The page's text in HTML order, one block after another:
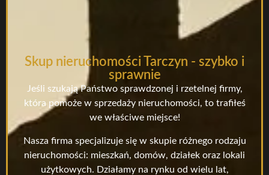
Skup nieruchomości Tarczyn - szybko i
sprawnie
Jeśli szukają Państwo sprawdzonej i rzetelnej firmy,
która pomoże w sprzedaży nieruchomości, to trafiłeś
we właściwe miejsce!
Nasza firma specjalizuje się w skupie różnego rodzaju
nieruchomości: mieszkań, domów, działek oraz lokali
użytkowych. Działamy na rynku od wielu lat,